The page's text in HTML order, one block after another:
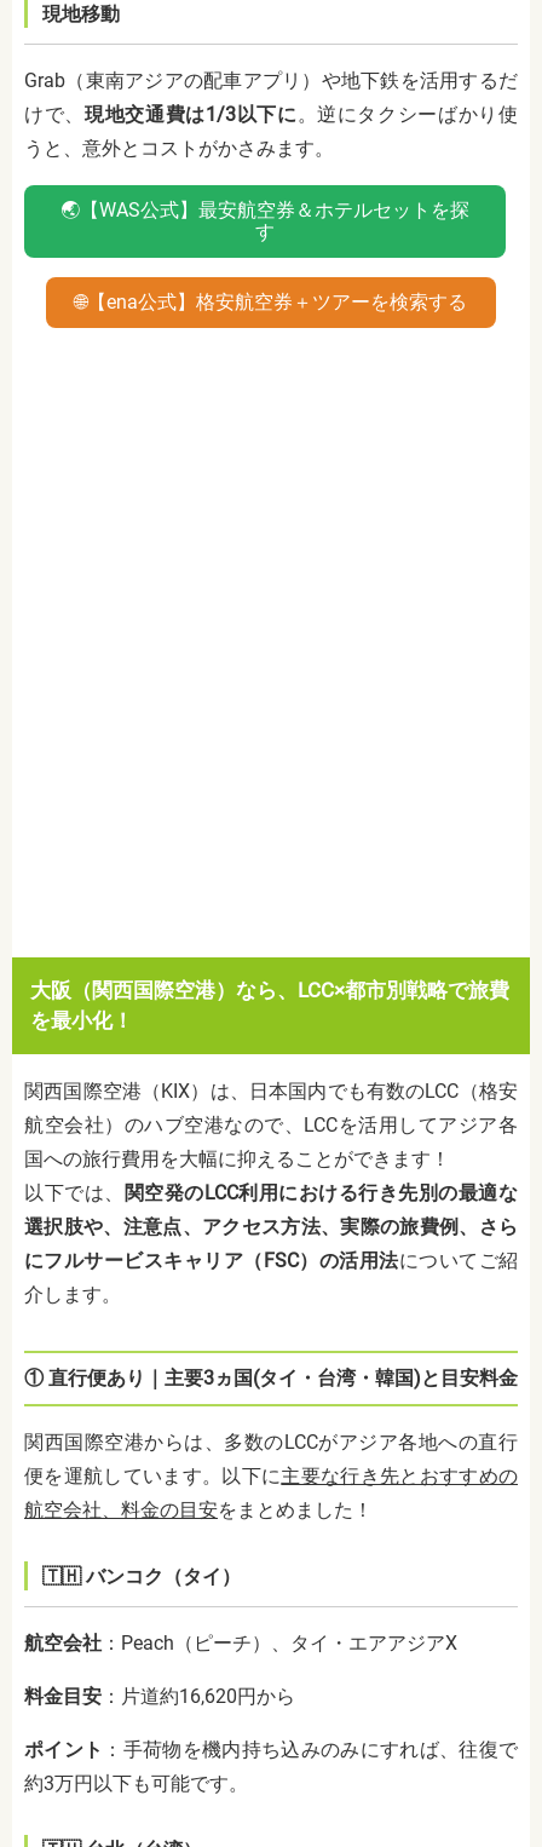
現地移動
Grab（東南アジアの配車アプリ）や地下鉄を活用するだ
けで、 現地交通費は1/3以下に。逆にタクシーばかり使
うと、意外とコストがかさみます。
🌏【WAS公式】最安航空券＆ホテルセットを探
す
🌐【ena公式】格安航空券＋ツアーを検索する
大阪（関西国際空港）なら、LCC×都市別戦略で旅費
を最小化！
関西国際空港（KIX）は、日本国内でも有数のLCC（格安
航空会社）のハブ空港なので、 LCCを活用してアジア各
国への旅行費用を大幅に抑えることができます！
以下では、
関空発のLCC利用における行き先別の最適な
選択肢や、注意点、アクセス方法、実際の旅費例、さら
にフルサービスキャリア（FSC）の活用法についてご紹
介します。
① 直行便あり｜主要3ヵ国(タイ・台湾・韓国)と目安料金
関西国際空港からは、多数のLCCがアジア各地への直行
便を運航しています。 以下に主要な行き先とおすすめの
航空会社、料金の目安をまとめました！
🇹🇭 バンコク（タイ）
航空会社 ： Peach（ピーチ）、タイ・エアアジアX
料金目安 ： 片道約16,620円から
ポイント ： 手荷物を機内持ち込みのみにすれば、往復で
約3万円以下も可能です。